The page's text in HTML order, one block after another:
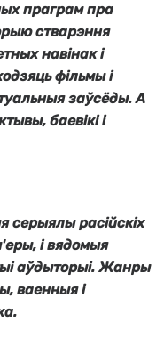
праграм пра
стварэння
навінак і
фільмы і
заўсёды. А
баевікі і
серыялы расійскіх
і вядомыя
аўдыторыі. Жанры
ваенныя і